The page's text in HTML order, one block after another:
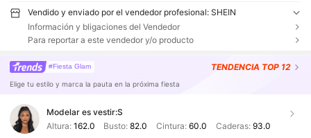
Vendido y enviado por el vendedor profesional: SHEIN
Información y bligaciones del Vendedor
Para reportar a este vendedor y/o producto
#Fiesta Glam TENDENCIA TOP 12
Elige tu estilo y marca la pauta en la próxima fiesta
Modelar es vestir:S
Altura: 162.0 Busto:82.0 Cintura: 60.0 Caderas: 93.0